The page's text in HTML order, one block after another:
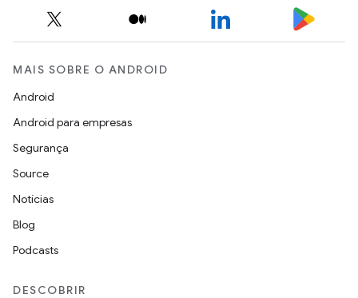
MAIS SOBRE O ANDROID
Android
Android para empresas
Segurança
Source
Notícias
Blog
Podcasts
DESCOBRIR